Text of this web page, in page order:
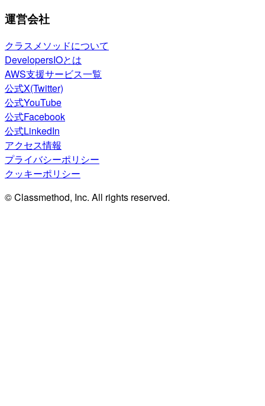
運営会社
クラスメソッドについて
DevelopersIOとは
AWS支援サービス一覧
公式X(Twitter)
公式YouTube
公式Facebook
公式LinkedIn
アクセス情報
プライバシーポリシー
クッキーポリシー
© Classmethod, Inc. All rights reserved.